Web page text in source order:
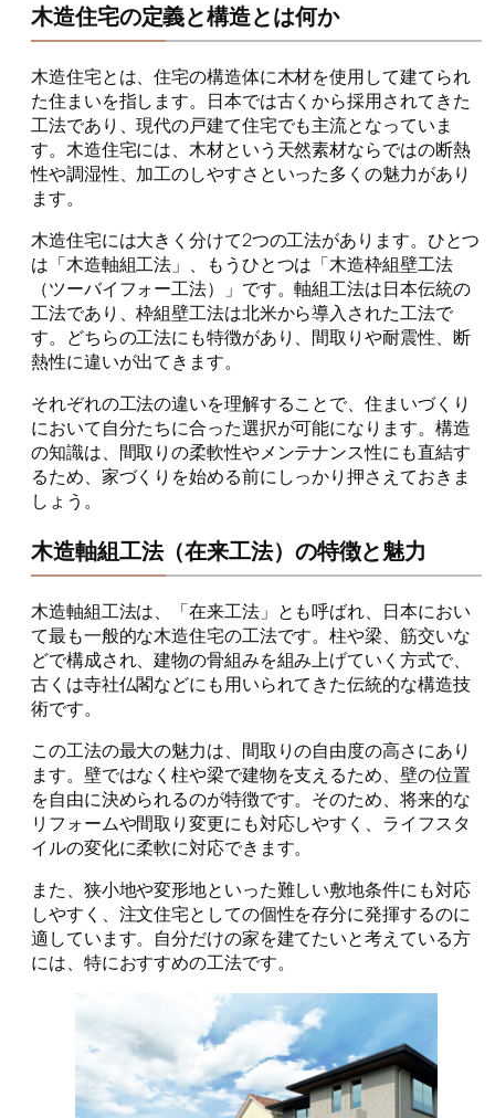
木造住宅の定義と構造とは何か
木造住宅とは、住宅の構造体に木材を使用して建てられ
た住まいを指します。日本では古くから採用されてきた
工法であり、現代の戸建て住宅でも主流となっていま
す。木造住宅には、木材という天然素材ならではの断熱
性や調湿性、加工のしやすさといった多くの魅力があり
ます。
木造住宅には大きく分けて2つの工法があります。ひとつ
は「木造軸組工法」、もうひとつは「木造枠組壁工法
（ツーバイフォー工法）」です。軸組工法は日本伝統の
工法であり、枠組壁工法は北米から導入された工法で
す。どちらの工法にも特徴があり、間取りや耐震性、断
熱性に違いが出てきます。
それぞれの工法の違いを理解することで、住まいづくり
において自分たちに合った選択が可能になります。構造
の知識は、間取りの柔軟性やメンテナンス性にも直結す
るため、家づくりを始める前にしっかり押さえておきま
しょう。
木造軸組工法（在来工法）の特徴と魅力
木造軸組工法は、「在来工法」とも呼ばれ、日本におい
て最も一般的な木造住宅の工法です。柱や梁、筋交いな
どで構成され、建物の骨組みを組み上げていく方式で、
古くは寺社仏閣などにも用いられてきた伝統的な構造技
術です。
この工法の最大の魅力は、間取りの自由度の高さにあり
ます。壁ではなく柱や梁で建物を支えるため、壁の位置
を自由に決められるのが特徴です。そのため、将来的な
リフォームや間取り変更にも対応しやすく、ライフスタ
イルの変化に柔軟に対応できます。
また、狭小地や変形地といった難しい敷地条件にも対応
しやすく、注文住宅としての個性を存分に発揮するのに
適しています。自分だけの家を建てたいと考えている方
には、特におすすめの工法です。